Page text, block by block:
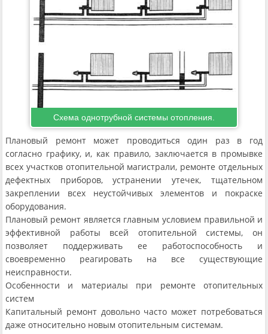
Схема однотрубной системы отопления.
Плановый ремонт может проводиться один раз в год
согласно графику, и, как правило, заключается в промывке
всех участков отопительной магистрали, ремонте отдельных
дефектных приборов, устранении утечек, тщательном
закреплении всех неустойчивых элементов и покраске
оборудования.
Плановый ремонт является главным условием правильной и
эффективной работы всей отопительной системы, он
позволяет поддерживать ее работоспособность и
своевременно реагировать на все существующие
неисправности.
Особенности и материалы при ремонте отопительных
систем
Капитальный ремонт довольно часто может потребоваться
даже относительно новым отопительным системам.